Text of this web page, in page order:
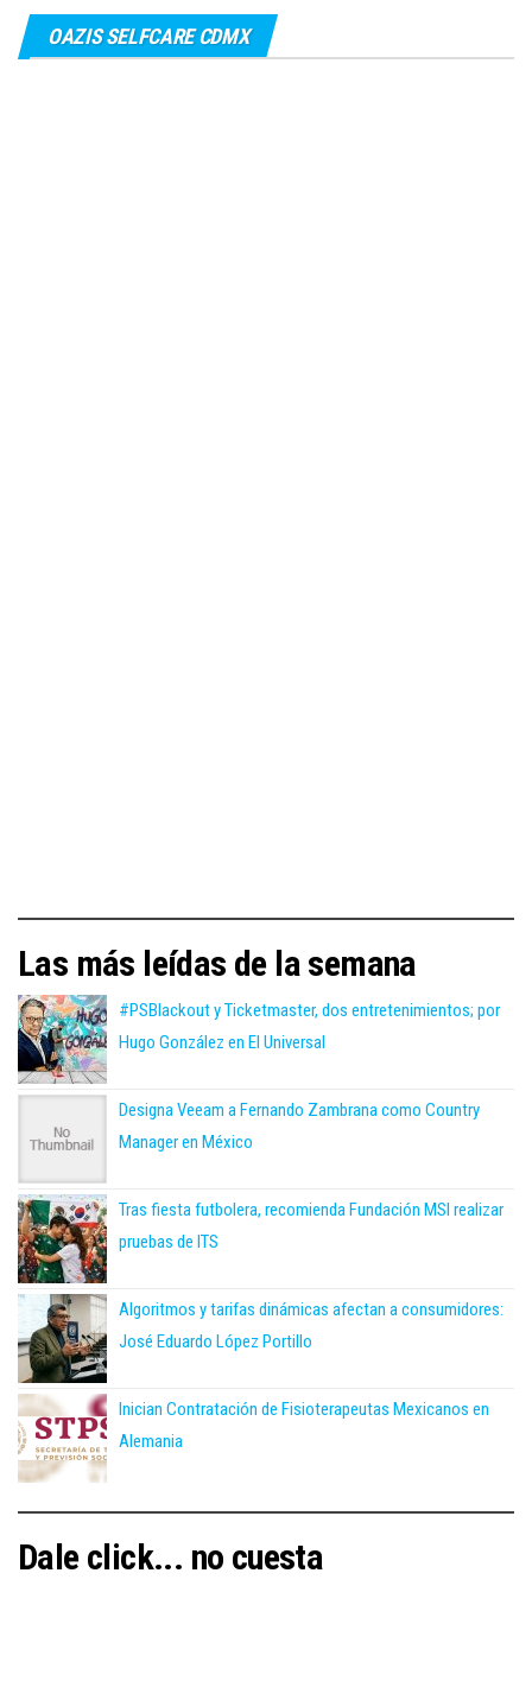
OAZIS SELFCARE CDMX
Las más leídas de la semana
#PSBlackout y Ticketmaster, dos entretenimientos; por
Hugo González en El Universal
Designa Veeam a Fernando Zambrana como Country
Manager en México
Tras fiesta futbolera, recomienda Fundación MSI realizar
pruebas de ITS
Algoritmos y tarifas dinámicas afectan a consumidores:
José Eduardo López Portillo
Inician Contratación de Fisioterapeutas Mexicanos en
Alemania
Dale click... no cuesta